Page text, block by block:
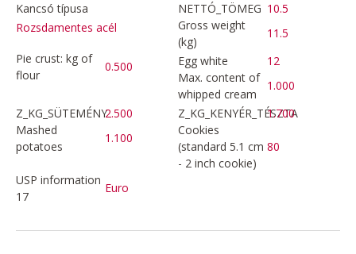
Kancsó típusa
Rozsdamentes acél
NETTÓ_TÖMEG 10.5
Gross weight
(kg)
11.5
Pie crust: kg of
flour
0.500 Egg white
12
Max. content of
whipped cream
1.000
Z_KG_SÜTEMÉNY2.500 Z_KG_KENYÉR_TÉSZTA
1.700
Mashed
potatoes
1.100
Cookies
(standard 5.1 cm
- 2 inch cookie)
80
USP information
17
Euro